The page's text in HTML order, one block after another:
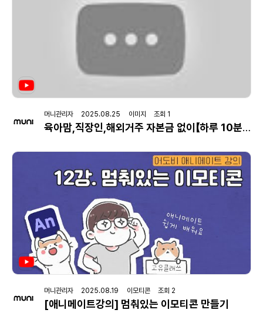
머니관리자 2025.08.25 이미지 조회 1
육아맘,직장인,해외거주 자본금 없이【하루 10분이면】할 수 있는 블루오션 꿀 부업
머니관리자 2025.08.19 이모티콘 조회 2
[애니메이트강의] 멈춰있는 이모티콘 만들기